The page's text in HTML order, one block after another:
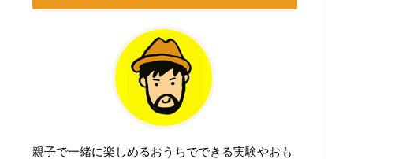
親子で一緒に楽しめるおうちでできる実験やおも